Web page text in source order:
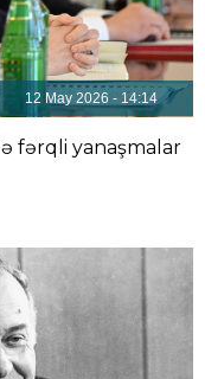
12 May 2026 - 14:14
fərqli yanaşmalar